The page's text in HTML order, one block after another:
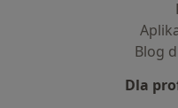
Blog
Dla